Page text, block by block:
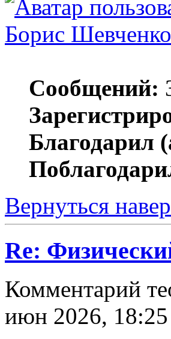
Борис Шевченко
Сообщений:
Благодарил
Вернуться
Re:
Комментарий
июн 2026, 18:25